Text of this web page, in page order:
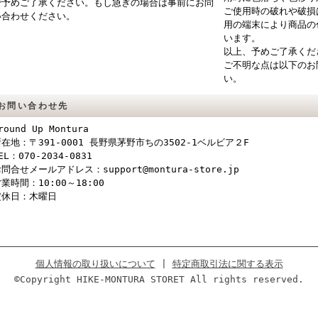
めご了承ください。もし急ぎの場合は事前にお問
わせください。
ご使用時の破れや破
用の端末により商品
います。
以上、予めご了承く
ご不明な点は以下の
い。
問い合わせ先
Up Montura
在地：〒391-0001 長野県茅野市ちの3502-1ベルビア２F
：070-2034-0831
問合せメールアドレス：support@montura-store.jp
業時間：10:00～18:00
休日：木曜日
個人情報の取り扱いについて
特定商取引法に関する表示
©Copyright HIKE-MONTURA STORET All rights reserved.